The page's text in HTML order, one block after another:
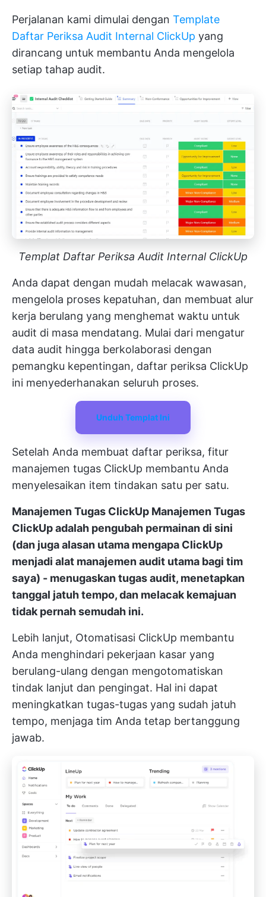
Perjalanan kami dimulai dengan Template
Daftar Periksa Audit Internal ClickUp yang
dirancang untuk membantu Anda mengelola
setiap tahap audit.
Templat Daftar Periksa Audit Internal ClickUp
Anda dapat dengan mudah melacak wawasan,
mengelola proses kepatuhan, dan membuat alur
kerja berulang yang menghemat waktu untuk
audit di masa mendatang. Mulai dari mengatur
data audit hingga berkolaborasi dengan
pemangku kepentingan, daftar periksa ClickUp
ini menyederhanakan seluruh proses.
Unduh Templat Ini
Setelah Anda membuat daftar periksa, fitur
manajemen tugas ClickUp membantu Anda
menyelesaikan item tindakan satu per satu.
Manajemen Tugas ClickUp Manajemen Tugas
ClickUpadalah pengubah permainan di sini
(dan juga alasan utama mengapa ClickUp
menjadi alat manajemen audit utama bagi tim
saya) - menugaskan tugas audit, menetapkan
tanggal jatuh tempo, dan melacak kemajuan
tidak pernah semudah ini.
Lebih lanjut, Otomatisasi ClickUp membantu
Anda menghindari pekerjaan kasar yang
berulang-ulang dengan mengotomatiskan
tindak lanjut dan pengingat. Hal ini dapat
meningkatkan tugas-tugas yang sudah jatuh
tempo, menjaga tim Anda tetap bertanggung
jawab.